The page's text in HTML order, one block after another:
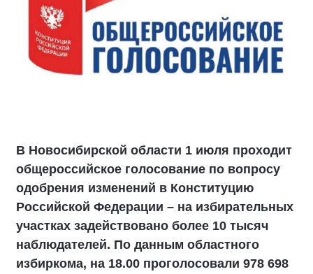
В Новосибирской области 1 июля проходит
общероссийское голосование по вопросу
одобрения изменений в Конституцию
Российской Федерации – на избирательных
участках задействовано более 10 тысяч
наблюдателей. По данным областного
избиркома, на 18.00 проголосовали 978 698